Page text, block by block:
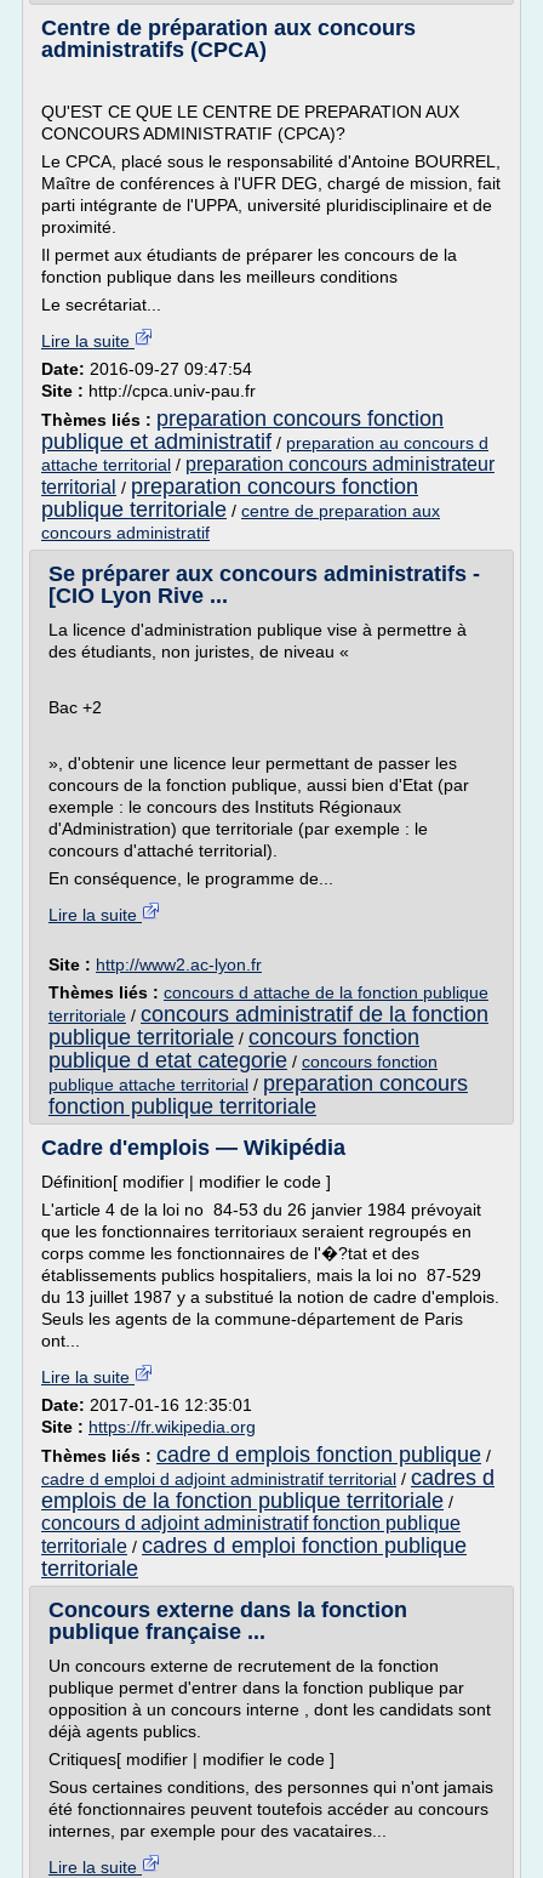
Centre de préparation aux concours
administratifs (CPCA)
QU'EST CE QUE LE CENTRE DE PREPARATION AUX
CONCOURS ADMINISTRATIF (CPCA)?
Le CPCA, placé sous le responsabilité d'Antoine BOURREL,
Maître de conférences à l'UFR DEG, chargé de mission, fait
parti intégrante de l'UPPA, université pluridisciplinaire et de
proximité.
Il permet aux étudiants de préparer les concours de la
fonction publique dans les meilleurs conditions
Le secrétariat...
Lire la suite
Date: 2016-09-27 09:47:54
Site : http://cpca.univ-pau.fr
Thèmes liés : preparation concours fonction
publique et administratif / preparation au concours d
attache territorial / preparation concours administrateur
territorial / preparation concours fonction
publique territoriale / centre de preparation aux
concours administratif
Se préparer aux concours administratifs -
[CIO Lyon Rive ...
La licence d'administration publique vise à permettre à
des étudiants, non juristes, de niveau «
Bac +2
», d'obtenir une licence leur permettant de passer les
concours de la fonction publique, aussi bien d'Etat (par
exemple : le concours des Instituts Régionaux
d'Administration) que territoriale (par exemple : le
concours d'attaché territorial).
En conséquence, le programme de...
Lire la suite
Site : http://www2.ac-lyon.fr
Thèmes liés : concours d attache de la fonction publique
territoriale / concours administratif de la fonction
publique territoriale / concours fonction
publique d etat categorie / concours fonction
publique attache territorial / preparation concours
fonction publique territoriale
Cadre d'emplois — Wikipédia
Définition[ modifier | modifier le code ]
L'article 4 de la loi no 84-53 du 26 janvier 1984 prévoyait
que les fonctionnaires territoriaux seraient regroupés en
corps comme les fonctionnaires de l'�?tat et des
établissements publics hospitaliers, mais la loi no 87-529
du 13 juillet 1987 y a substitué la notion de cadre d'emplois.
Seuls les agents de la commune-département de Paris
ont...
Lire la suite
Date: 2017-01-16 12:35:01
Site : https://fr.wikipedia.org
Thèmes liés : cadre d emplois fonction publique /
cadre d emploi d adjoint administratif territorial / cadres d
emplois de la fonction publique territoriale /
concours d adjoint administratif fonction publique
territoriale / cadres d emploi fonction publique
territoriale
Concours externe dans la fonction
publique française ...
Un concours externe de recrutement de la fonction
publique permet d'entrer dans la fonction publique par
opposition à un concours interne , dont les candidats sont
déjà agents publics.
Critiques[ modifier | modifier le code ]
Sous certaines conditions, des personnes qui n'ont jamais
été fonctionnaires peuvent toutefois accéder au concours
internes, par exemple pour des vacataires...
Lire la suite